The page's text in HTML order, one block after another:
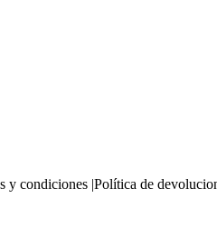
y condiciones |Política de